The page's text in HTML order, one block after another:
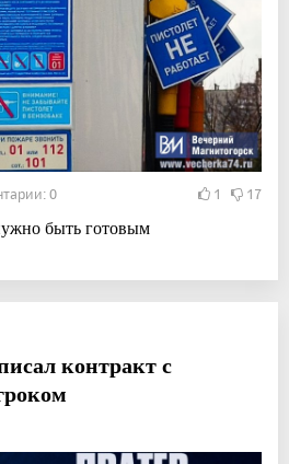
0 1 17
быть готовым
контракт с